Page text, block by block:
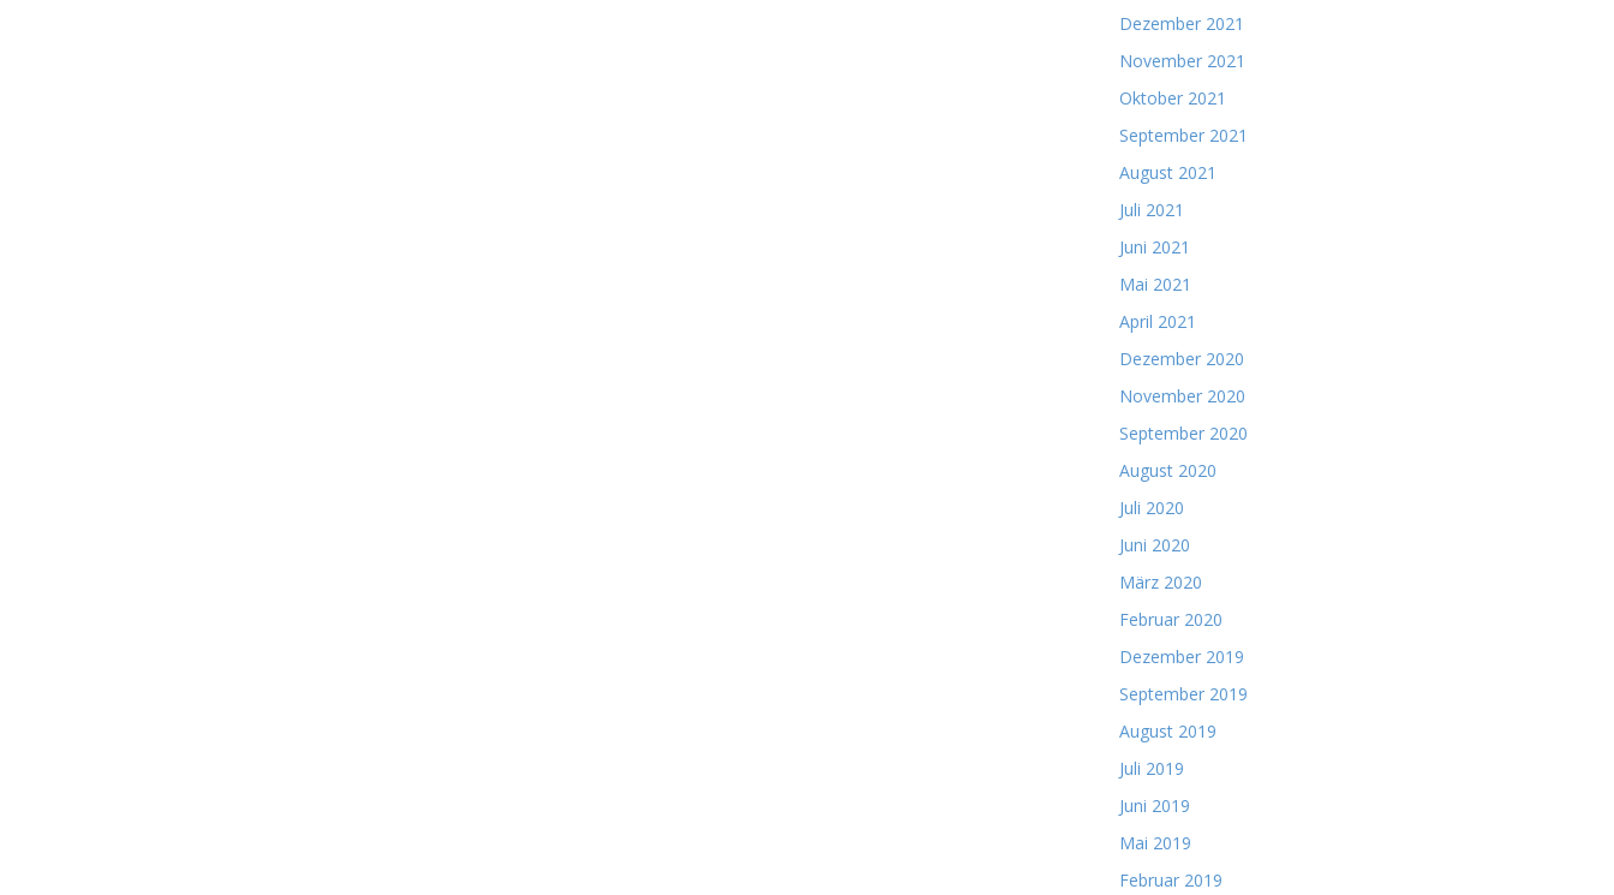
Dezember 2021
November 2021
Oktober 2021
September 2021
August 2021
Juli 2021
Juni 2021
Mai 2021
April 2021
Dezember 2020
November 2020
September 2020
August 2020
Juli 2020
Juni 2020
März 2020
Februar 2020
Dezember 2019
September 2019
August 2019
Juli 2019
Juni 2019
Mai 2019
Februar 2019